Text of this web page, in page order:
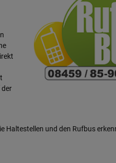
der
Haltestellen und den Rufbus